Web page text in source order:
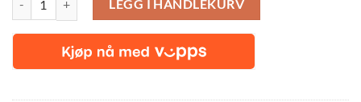
LEGG I HANDLEKURV